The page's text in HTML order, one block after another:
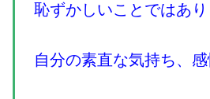
恥ずかしいことではあり
自分の素直な気持ち、